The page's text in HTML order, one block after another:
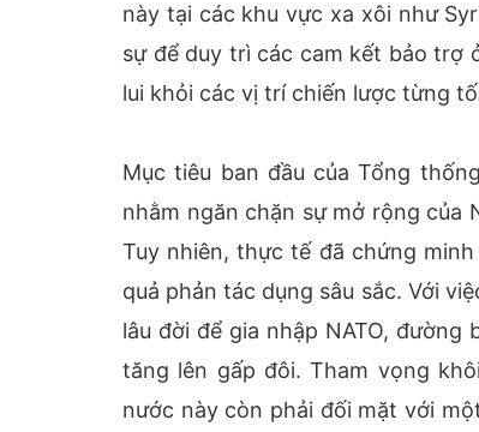
này tại các khu vực xa xôi như
sự để duy trì các cam kết bảo trợ
lui khỏi các vị trí chiến lược từng
Mục tiêu ban đầu của Tổng
nhằm ngăn chặn sự mở rộng của
Tuy nhiên, thực tế đã chứng
quả phản tác dụng sâu sắc. Với
lâu đời để gia nhập NATO,
tăng lên gấp đôi. Tham vọng
nước này còn phải đối mặt với